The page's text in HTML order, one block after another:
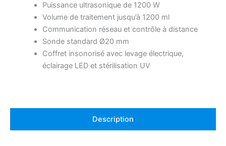
Puissance ultrasonique de 1200 W
Volume de traitement jusqu’à 1200 ml
Communication réseau et contrôle à distance
Sonde standard Ø20 mm
Coffret insonorisé avec levage électrique,
éclairage LED et stérilisation UV
Description